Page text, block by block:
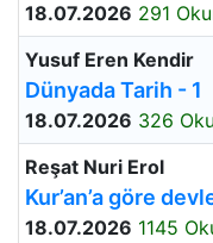
18.07.2026 291
Yusuf Eren Kendir
Dünyada Tarih - 1
18.07.2026 326
Reşat Nuri Erol
Kur’an’a göre
18.07.2026 1145